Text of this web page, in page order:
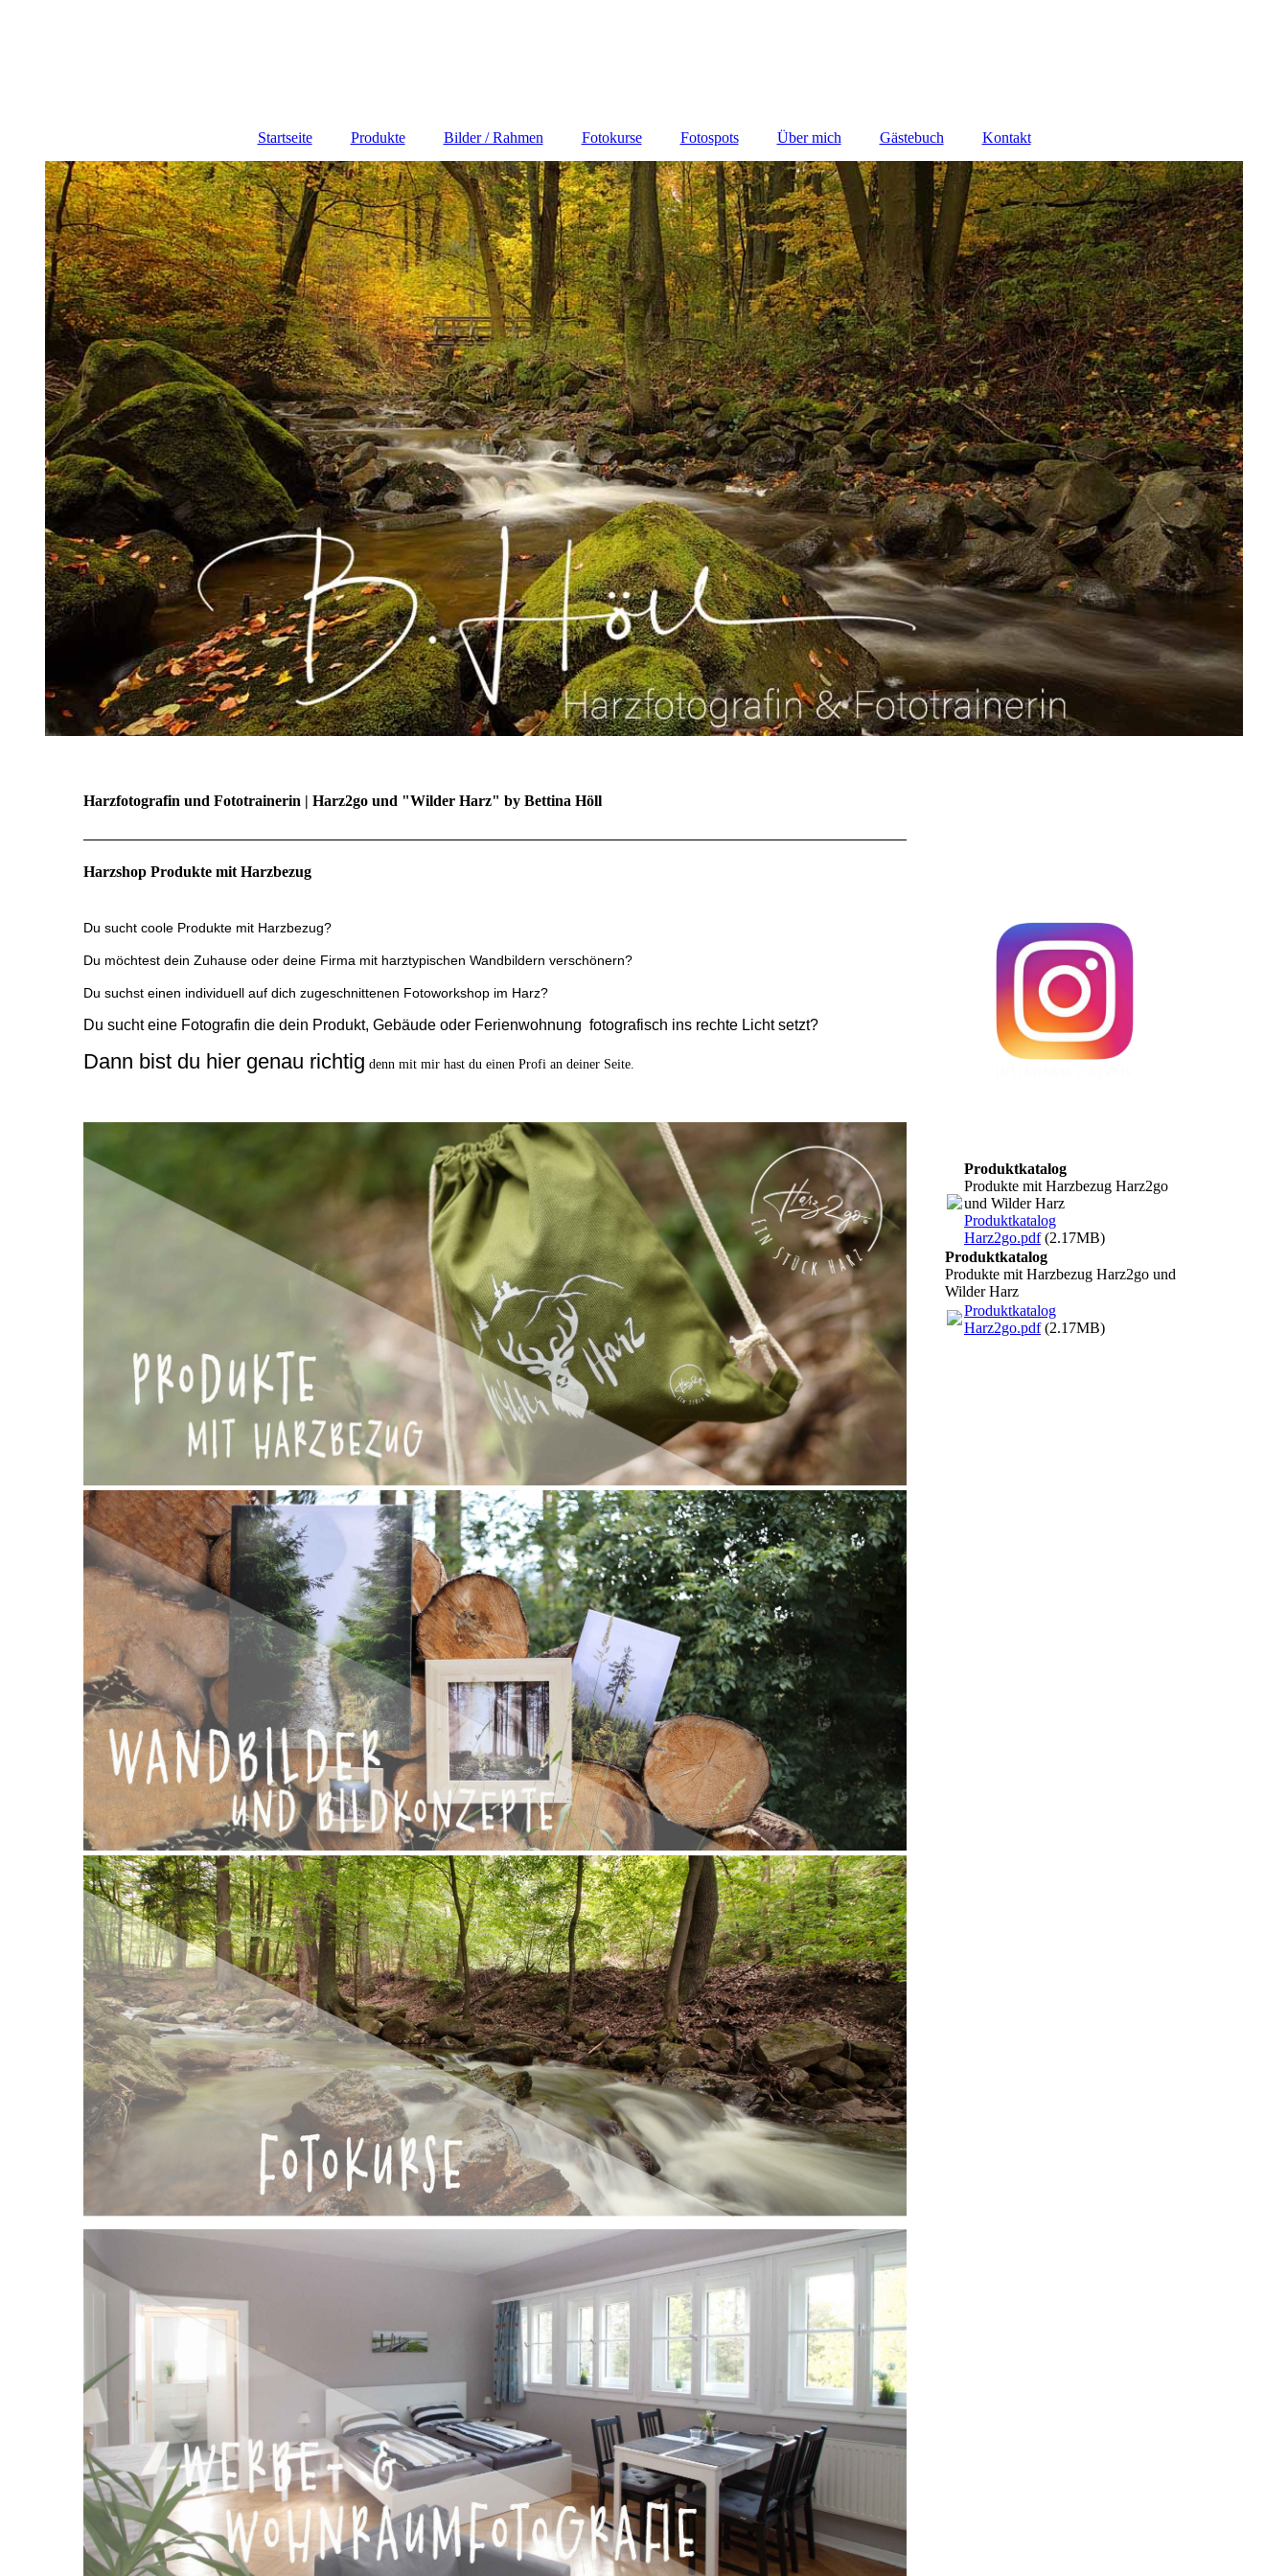
Startseite Produkte Bilder / Rahmen Fotokurse Fotospots Über mich Gästebuch Kontakt
Harzfotografin und Fototrainerin | Harz2go und "Wilder Harz" by Bettina Höll
Harzshop Produkte mit Harzbezug
Du sucht coole Produkte mit Harzbezug?
Du möchtest dein Zuhause oder deine Firma mit harztypischen Wandbildern verschönern?
Du suchst einen individuell auf dich zugeschnittenen Fotoworkshop im Harz?
Du sucht eine Fotografin die dein Produkt, Gebäude oder Ferienwohnung fotografisch ins rechte Licht setzt?
Dann bist du hier genau richtig denn mit mir hast du einen Profi an deiner Seite.
Produktkatalog
Produkte mit Harzbezug Harz2go
und Wilder Harz
Produktkatalog
Harz2go.pdf(2.17MB)
Produktkatalog
Produkte mit Harzbezug Harz2go und
Wilder Harz
Produktkatalog
Harz2go.pdf(2.17MB)